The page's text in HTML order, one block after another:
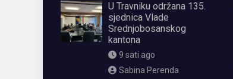
U Travniku održana 135.
sjednica Vlade
Srednjobosanskog
kantona
9 sati ago
Sabina Perenda